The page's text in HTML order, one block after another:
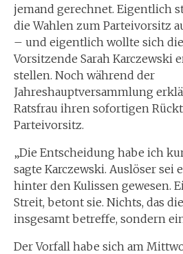
jemand gerechnet. Eigentlich
die Wahlen zum Parteivorsitz
– und eigentlich wollte sich
Vorsitzende Sarah Karczewski
stellen. Noch während der
Jahreshauptversammlung
Ratsfrau ihren sofortigen
Parteivorsitz.
„Die Entscheidung habe ich
sagte Karczewski. Auslöser sei
hinter den Kulissen gewesen.
Streit, betont sie. Nichts, das
insgesamt betreffe, sondern
Der Vorfall habe sich am